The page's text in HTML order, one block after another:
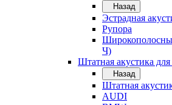
Назад
Эстрадная
Рупора
Ч)
Штатная акустика
Назад
Штатная
AUDI